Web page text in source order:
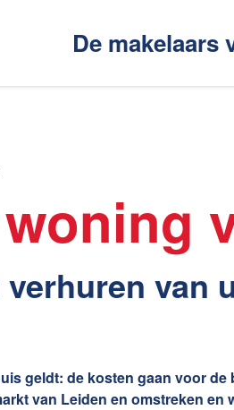
De makelaars
makelaars
kopen
van
geldt: de kosten gaan voor
van Leiden en omstreken